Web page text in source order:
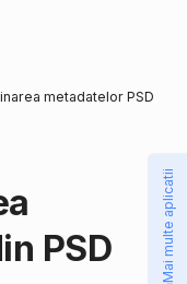
metadatelor PSD
PSD
Mai multe aplicatii